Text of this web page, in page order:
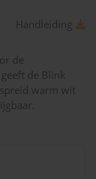
Handleiding
de
de Blink
warm wit